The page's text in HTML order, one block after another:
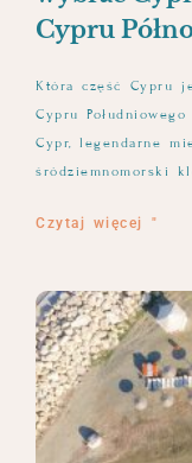
Cypru
Która część Cypru
Cypru
Cypr, legendarne
śródziemnomorski
Czytaj więcej "